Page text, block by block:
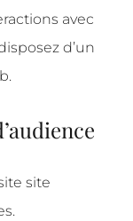
avec
d’un
site